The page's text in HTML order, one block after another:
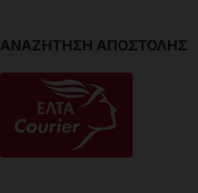
ΑΝΑΖΗΤΗΣΗ ΑΠΟΣΤΟΛΗΣ